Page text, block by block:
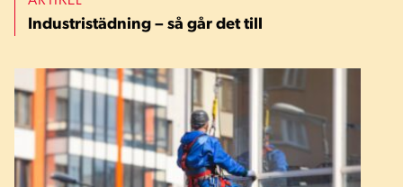
Industristädning – så går det till